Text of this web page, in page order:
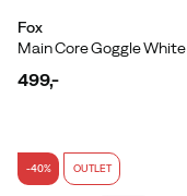
Fox
Main Core Goggle White
499,-
-40% OUTLET